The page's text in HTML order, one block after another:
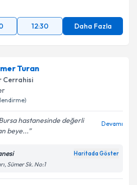
12:30 Daha Fazla
Turan
Cerrahisi
hastanesinde değerli
beye...
Devamı
Haritada Göster
Sümer Sk. No:1